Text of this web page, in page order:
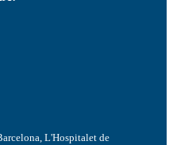
L'Hospitalet de